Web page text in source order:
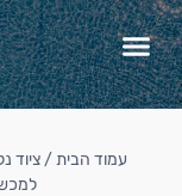
עמוד הבית/ ציוד